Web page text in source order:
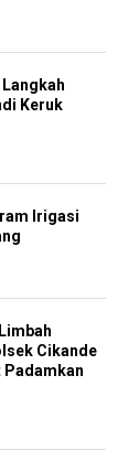
Keruk
Irigasi
Cikande
Padamkan